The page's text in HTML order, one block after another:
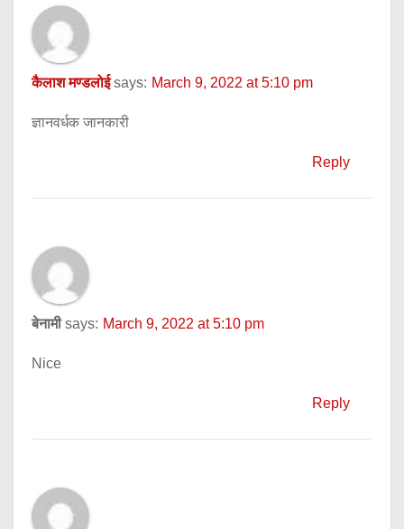
कैलाश मण्डलोई says: March 9, 2022 at 5:10 pm
ज्ञानवर्धक जानकारी
Reply
बेनामी says: March 9, 2022 at 5:10 pm
Nice
Reply